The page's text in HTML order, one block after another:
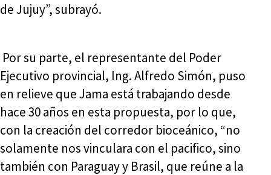
de Jujuy”, subrayó.
Por su parte, el representante del Poder
Ejecutivo provincial, Ing. Alfredo Simón, puso
en relieve que Jama está trabajando desde
hace 30 años en esta propuesta, por lo que,
con la creación del corredor bioceánico, “no
solamente nos vinculara con el pacifico, sino
también con Paraguay y Brasil, que reúne a la